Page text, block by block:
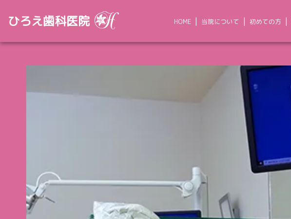
ひろえ歯科医院 HOME 当院について 初めての方